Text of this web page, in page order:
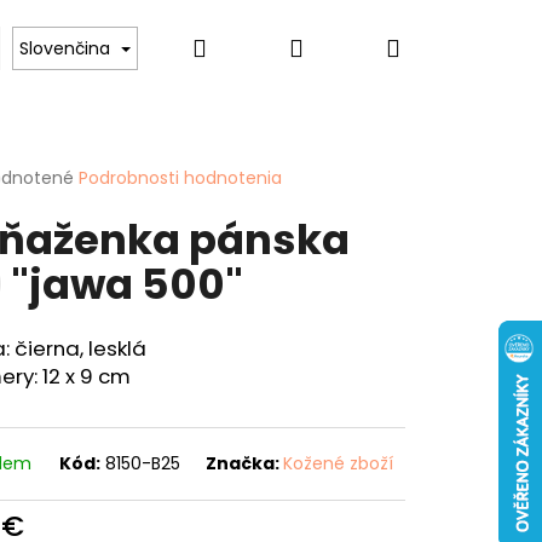
psov Pre ženy Hobby
Slovenčina Hľadať PrihlásenieNákupný
Podrobnosti hodnotenia
pánska
"jawa 500"
čierna, lesklá
12 x 9 cm
Kód: 8150-B25 Značka:Kožené zboží